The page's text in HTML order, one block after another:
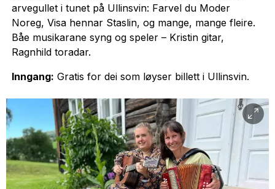
arvegullet i tunet på Ullinsvin: Farvel du Moder
Noreg, Visa hennar Staslin, og mange, mange fleire.
Båe musikarane syng og speler – Kristin gitar,
Ragnhild toradar.
Inngang: Gratis for dei som løyser billett i Ullinsvin.